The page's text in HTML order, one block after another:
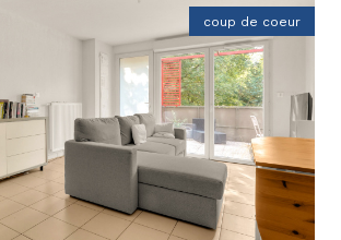
coup de coeur
voir le bien